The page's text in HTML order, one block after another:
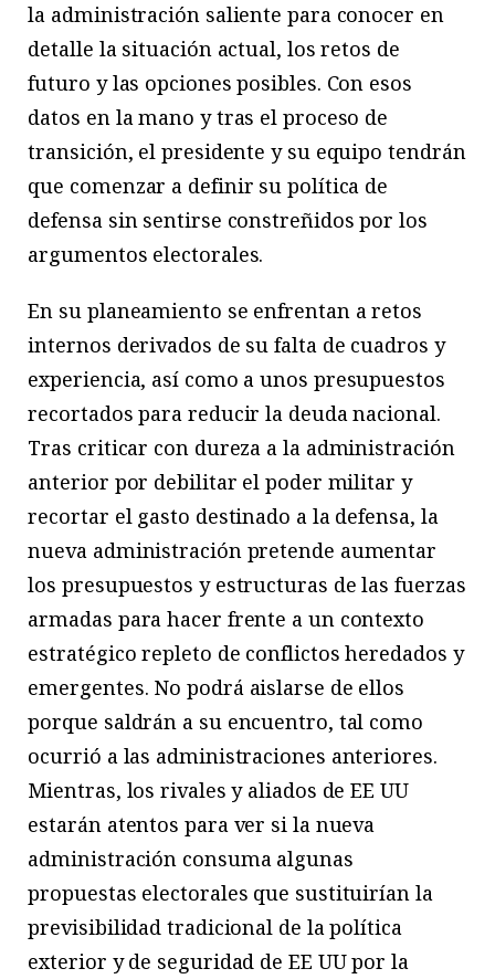
la administración saliente para conocer en
detalle la situación actual, los retos de
futuro y las opciones posibles. Con esos
datos en la mano y tras el proceso de
transición, el presidente y su equipo tendrán
que comenzar a definir su política de
defensa sin sentirse constreñidos por los
argumentos electorales.
En su planeamiento se enfrentan a retos
internos derivados de su falta de cuadros y
experiencia, así como a unos presupuestos
recortados para reducir la deuda nacional.
Tras criticar con dureza a la administración
anterior por debilitar el poder militar y
recortar el gasto destinado a la defensa, la
nueva administración pretende aumentar
los presupuestos y estructuras de las fuerzas
armadas para hacer frente a un contexto
estratégico repleto de conflictos heredados y
emergentes. No podrá aislarse de ellos
porque saldrán a su encuentro, tal como
ocurrió a las administraciones anteriores.
Mientras, los rivales y aliados de EE UU
estarán atentos para ver si la nueva
administración consuma algunas
propuestas electorales que sustituirían la
previsibilidad tradicional de la política
exterior y de seguridad de EE UU por la